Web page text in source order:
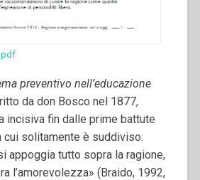
pdf
preventivo nell’educazione
da don Bosco nel 1877,
incisiva fin dalle prime battute
cui solitamente è suddiviso:
appoggia tutto sopra la ragione,
l’amorevolezza» (Braido, 1992,